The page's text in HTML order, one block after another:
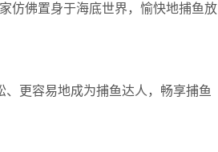
仿佛置身于海底世界，愉快地捕鱼放
更容易地成为捕鱼达人，畅享捕鱼